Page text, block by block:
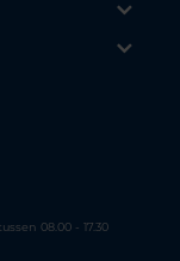
08.00 - 17.30